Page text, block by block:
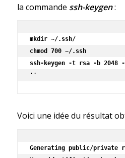
la commande ssh-keygen:
mkdir ~/.ssh/
chmod 700 ~/.ssh
ssh-keygen -t rsa -b 2048
''
Voici une idée du résultat
Generating public/private